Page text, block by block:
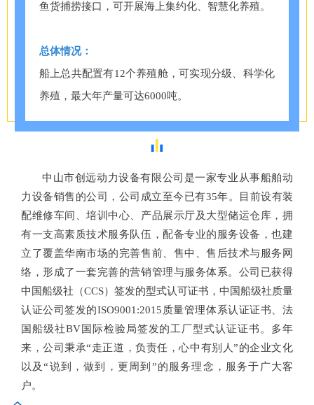
鱼货捕捞接口，可开展海上集约化、智慧化养殖。
总体情况：
船上总共配置有12个养殖舱，可实现分级、科学化
养殖，最大年产量可达6000吨。
中山市创远动力设备有限公司是一家专业从事船舶动
力设备销售的公司，公司成立至今已有35年。目前设有装
配维修车间、培训中心、产品展示厅及大型储运仓库，拥
有一支高素质技术服务队伍，配备专业的服务设备，也建
立了覆盖华南市场的完善售前、售中、售后技术与服务网
络，形成了一套完善的营销管理与服务体系。公司已获得
中国船级社（CCS）签发的型式认可证书，中国船级社质量
认证公司签发的ISO9001:2015质量管理体系认证证书、法
国船级社BV国际检验局签发的工厂型式认证证书。多年
来，公司秉承“走正道，负责任，心中有别人”的企业文化
以及“说到，做到，更周到”的服务理念，服务于广大客
户。